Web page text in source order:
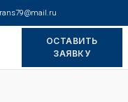
ОСТАВИТЬ
ЗАЯВКУ